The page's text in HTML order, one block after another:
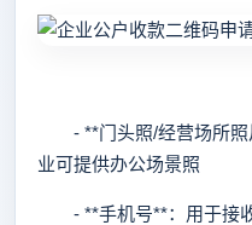
- **门头照/经营场所照
业可提供办公场景照
- **手机号**：用于接